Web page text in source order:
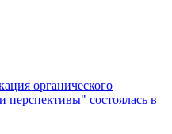
органического
перспективы" состоялась в